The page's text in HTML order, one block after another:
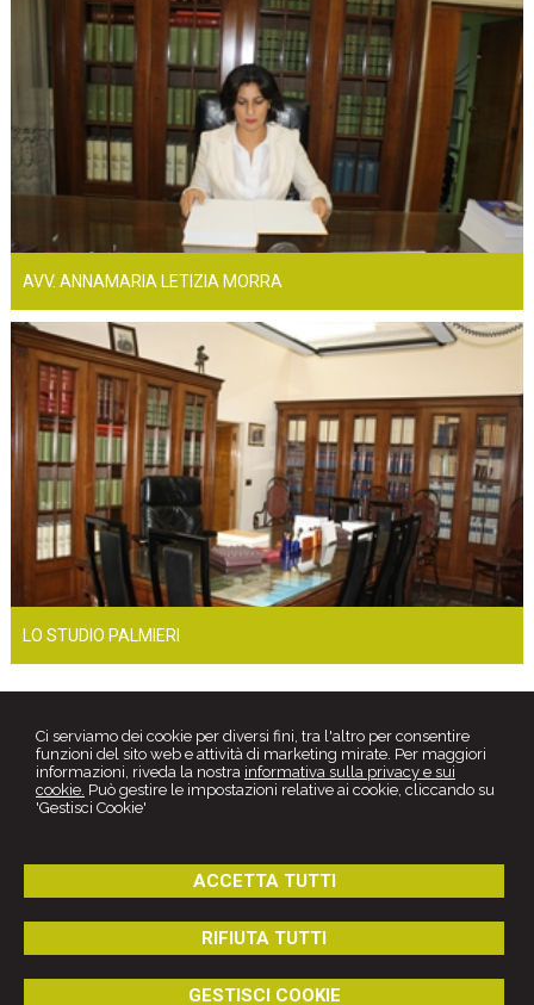
Ci serviamo dei cookie per diversi fini, tra l'altro per consentire
funzioni del sito web e attività di marketing mirate. Per maggiori
informazioni, riveda la nostra informativa sulla privacy e sui
cookie. Può gestire le impostazioni relative ai cookie, cliccando su
'Gestisci Cookie'
ACCETTA TUTTI
RIFIUTA TUTTI
GESTISCI COOKIE
AVV. ANNAMARIA LETIZIA MORRA
LO STUDIO PALMIERI
Avv. Sabino Palmieri
Tel.0883661546
© 2026 Copyright Studio Palmieri. Tutti i diritti riservati | P.IVA